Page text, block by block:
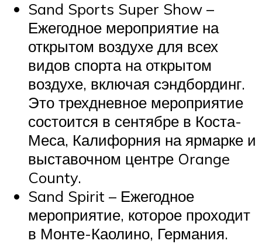
Sand Sports Super Show –
Ежегодное мероприятие на
открытом воздухе для всех
видов спорта на открытом
воздухе, включая сэндбординг.
Это трехдневное мероприятие
состоится в сентябре в Коста-
Меса, Калифорния на ярмарке и
выставочном центре Orange
County.
Sand Spirit – Ежегодное
мероприятие, которое проходит
в Монте-Каолино, Германия.